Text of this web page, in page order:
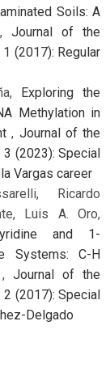
Soils: A
, Journal of the
(2017): Regular
Exploring the
Methylation in
, Journal of the
3 (2023): Special
Vargas career
Ricardo
Luis A. Oro,
and 1-
Systems: C-H
, Journal of the
2 (2017): Special
Delgado